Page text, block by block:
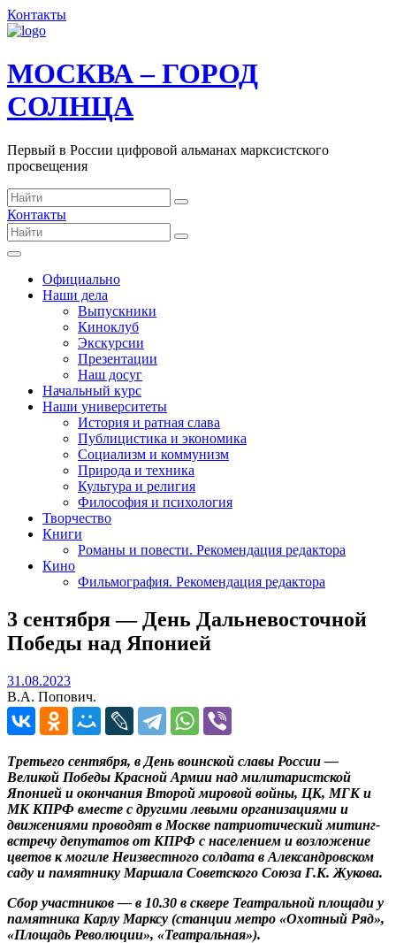
Контакты
МОСКВА – ГОРОД
СОЛНЦА
Первый в России цифровой альманах марксистского
просвещения
Контакты
Официально
Наши дела
Выпускники
Киноклуб
Экскурсии
Презентации
Наш досуг
Начальный курс
Наши университеты
История и ратная слава
Публицистика и экономика
Социализм и коммунизм
Природа и техника
Культура и религия
Философия и психология
Творчество
Книги
Романы и повести. Рекомендация редактора
Кино
Фильмография. Рекомендация редактора
3 сентября — День Дальневосточной
Победы над Японией
31.08.202331.08.2023
В.А. Попович.
Третьего сентября, в День воинской славы России —
Великой Победы Красной Армии над милитаристской
Японией и окончания Второй мировой войны, ЦК, МГК и
МК КПРФ вместе с другими левыми организациями и
движениями проводят в Москве патриотический митинг-
встречу депутатов от КПРФ с населением и возложение
цветов к могиле Неизвестного солдата в Александровском
саду и памятнику Маршала Советского Союза Г.К. Жукова.
Сбор участников — в 10.30 в сквере Театральной площади у
памятника Карлу Марксу (станции метро «Охотный Ряд»,
«Площадь Революции», «Театральная»).